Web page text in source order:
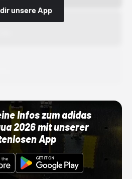
unsere App
Infos zum adidas
2026 mit unserer
App